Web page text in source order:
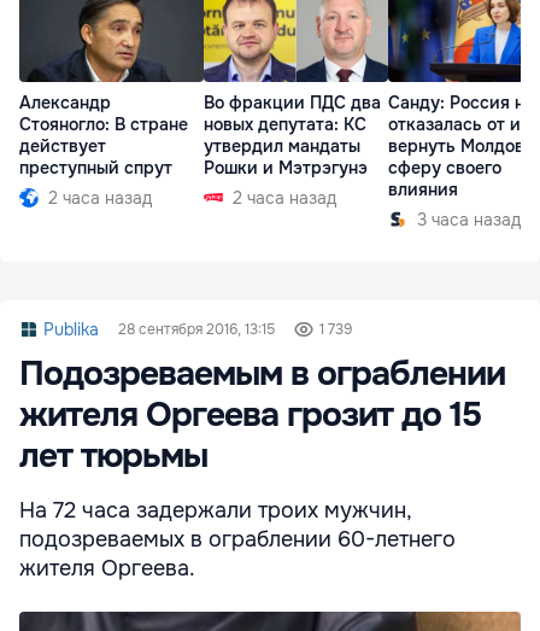
Александр
Стояногло: В стране
действует
преступный спрут
2 часа назад
Во фракции ПДС два
новых депутата: КС
утвердил мандаты
Рошки и Мэтрэгунэ
2 часа назад
Санду: Россия не
отказалась от
вернуть Молдову
сферу своего
влияния
3 часа назад
Publika 28 сентября 2016, 13:15 1 739
Подозреваемым в ограблении
жителя Оргеева грозит до 15
лет тюрьмы
На 72 часа задержали троих мужчин,
подозреваемых в ограблении 60-летнего
жителя Оргеева.